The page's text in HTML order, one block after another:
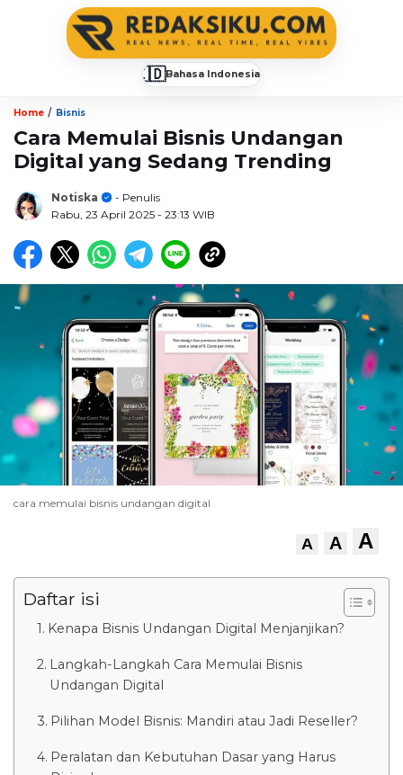
🇮🇩Bahasa Indonesia
Home / Bisnis
Cara Memulai Bisnis Undangan
Digital yang Sedang Trending
Notiska
- Penulis
Rabu, 23 April 2025 - 23:13 WIB
cara memulai bisnis undangan digital
A A A
Daftar isi
Kenapa Bisnis Undangan Digital Menjanjikan?
Langkah-Langkah Cara Memulai Bisnis
Undangan Digital
Pilihan Model Bisnis: Mandiri atau Jadi Reseller?
Peralatan dan Kebutuhan Dasar yang Harus